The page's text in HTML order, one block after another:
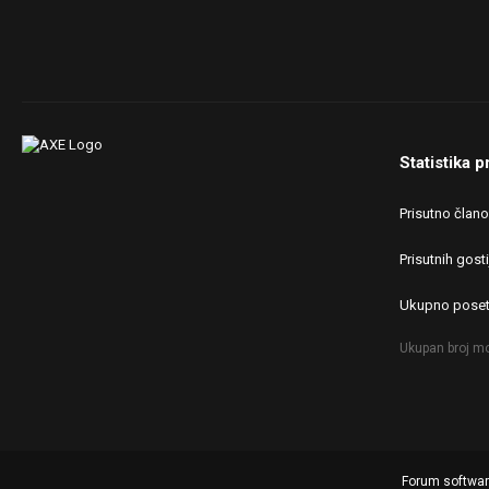
Statistika
Prisutno
Prisutnih
Ukupno
Ukupan broj
Forum